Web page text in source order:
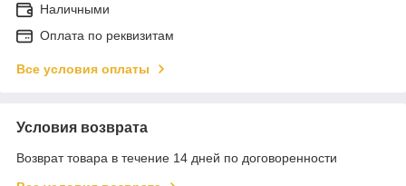
Наличными
Оплата по реквизитам
Все условия оплаты
Условия возврата
Возврат товара в течение 14 дней по договоренности